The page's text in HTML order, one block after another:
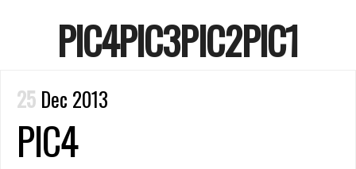
PIC4PIC3PIC2PIC1
25 Dec 2013
PIC4